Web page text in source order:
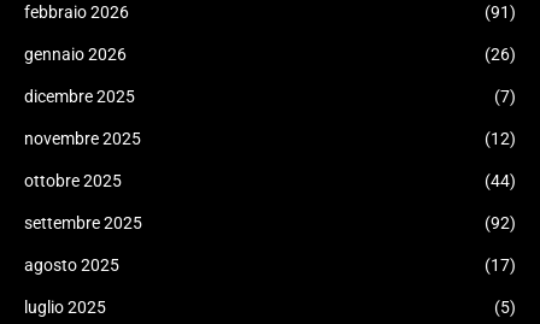
febbraio 2026 (91)
gennaio 2026 (26)
dicembre 2025 (7)
novembre 2025 (12)
ottobre 2025 (44)
settembre 2025 (92)
agosto 2025 (17)
luglio 2025 (5)